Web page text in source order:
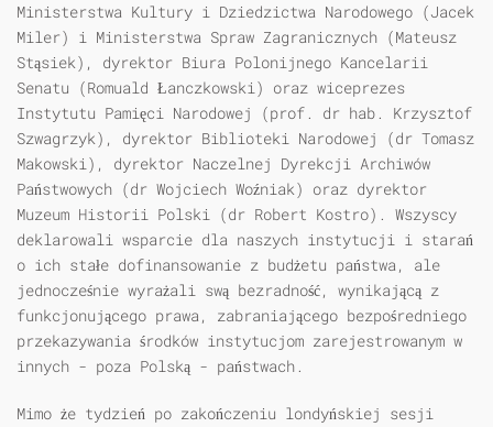
Ministerstwa Kultury i Dziedzictwa Narodowego (Jacek
Miler) i Ministerstwa Spraw Zagranicznych (Mateusz
Stąsiek), dyrektor Biura Polonijnego Kancelarii
Senatu (Romuald Łanczkowski) oraz wiceprezes
Instytutu Pamięci Narodowej (prof. dr hab. Krzysztof
Szwagrzyk), dyrektor Biblioteki Narodowej (dr Tomasz
Makowski), dyrektor Naczelnej Dyrekcji Archiwów
Państwowych (dr Wojciech Woźniak) oraz dyrektor
Muzeum Historii Polski (dr Robert Kostro). Wszyscy
deklarowali wsparcie dla naszych instytucji i starań
o ich stałe dofinansowanie z budżetu państwa, ale
jednocześnie wyrażali swą bezradność, wynikającą z
funkcjonującego prawa, zabraniającego bezpośredniego
przekazywania środków instytucjom zarejestrowanym w
innych - poza Polską - państwach.
Mimo że tydzień po zakończeniu londyńskiej sesji